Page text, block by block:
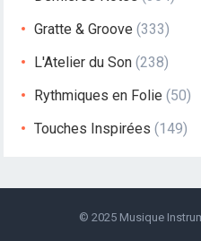
Gratte & Groove (333)
L'Atelier du Son (238)
Rythmiques en Folie (50)
Touches Inspirées (149)
© 2025 Musique